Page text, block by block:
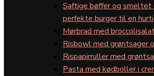
Saftige bøffer og smeltet
perfekte burger til en
Mørbrad med
Risbowl med grøntsager
Rispapirruller med
Pasta med kødboller i